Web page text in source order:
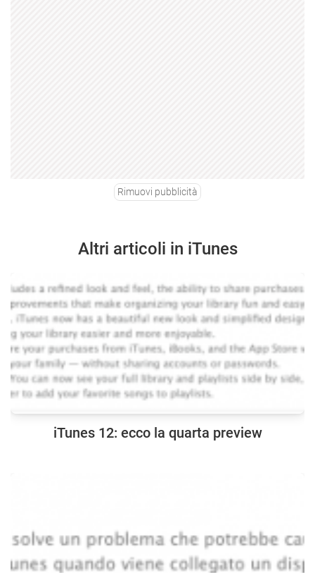
Rimuovi pubblicità
Altri articoli in iTunes
iTunes 12: ecco la quarta preview